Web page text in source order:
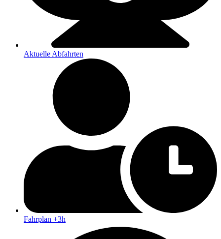
Aktuelle Abfahrten
Fahrplan +3h